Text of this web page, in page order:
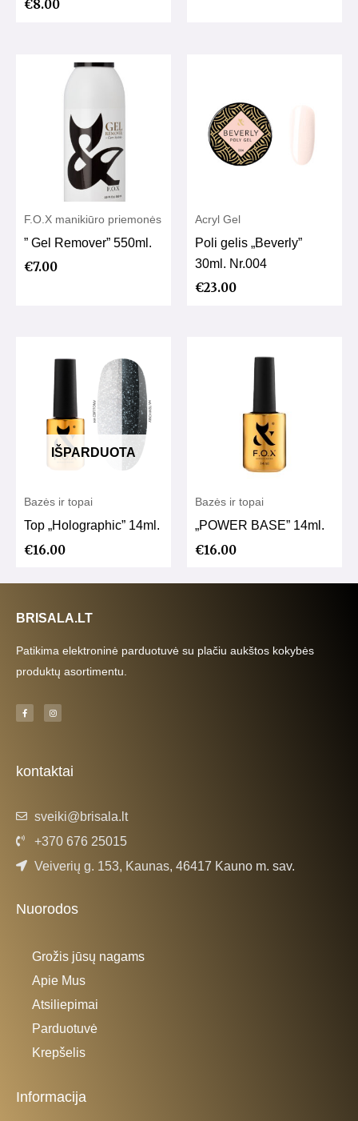
€8.00
F.O.X manikiūro priemonės
” Gel Remover” 550ml.
€7.00
Acryl Gel
Poli gelis „Beverly”
30ml. Nr.004
€23.00
IŠPARDUOTA
Bazės ir topai
Top „Holographic” 14ml.
€16.00
Bazės ir topai
„POWER BASE” 14ml.
€16.00
BRISALA.LT
Patikima elektroninė parduotuvė su plačiu aukštos kokybės
produktų asortimentu.
F
a
c
-
f
I
n
s
m
kontaktai
sveiki@brisala.lt
+370 676 25015
Veiverių g. 153, Kaunas, 46417 Kauno m. sav.
Nuorodos
Grožis jūsų nagams
Apie Mus
Atsiliepimai
Parduotuvė
Krepšelis
Informacija